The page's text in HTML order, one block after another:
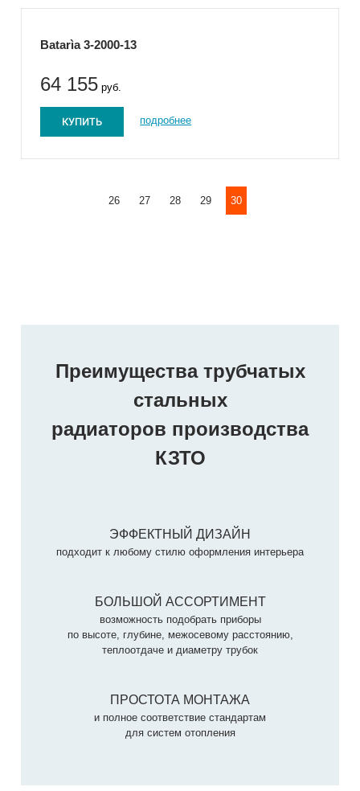
Batarìa 3-2000-13
64 155 руб.
КУПИТЬ подробнее
26 27 28 29 30
Преимущества трубчатых
стальных
радиаторов производства
КЗТО
ЭФФЕКТНЫЙ ДИЗАЙН
подходит к любому стилю оформления интерьера
БОЛЬШОЙ АССОРТИМЕНТ
возможность подобрать приборы
по высоте, глубине, межосевому расстоянию,
теплоотдаче и диаметру трубок
ПРОСТОТА МОНТАЖА
и полное соответствие стандартам
для систем отопления